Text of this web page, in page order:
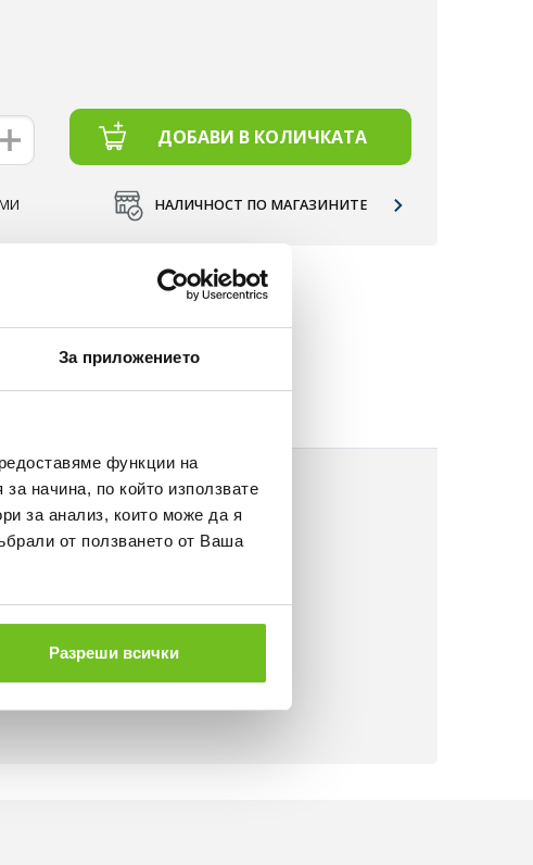
За приложението
функции на
начина, по който използвате
за анализ, които може да я
от ползването от Ваша
Разреши всички
ДОБАВИ В КОЛИЧКАТА
НАЛИЧНОСТ ПО МАГАЗИНИТЕ